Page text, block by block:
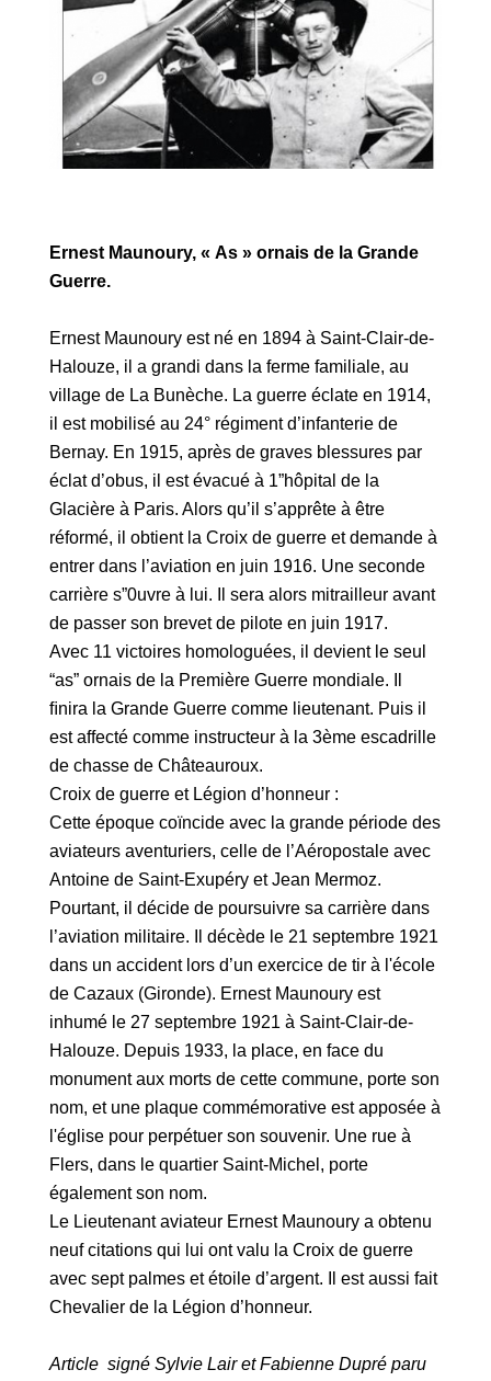
Ernest Maunoury, « As » ornais de la Grande
Guerre.
Ernest Maunoury est né en 1894 à Saint-Clair-de-
Halouze, il a grandi dans la ferme familiale, au
village de La Bunèche. La guerre éclate en 1914,
il est mobilisé au 24° régiment d’infanterie de
Bernay. En 1915, après de graves blessures par
éclat d’obus, il est évacué à 1”hôpital de la
Glacière à Paris. Alors qu’il s’apprête à être
réformé, il obtient la Croix de guerre et demande à
entrer dans l’aviation en juin 1916. Une seconde
carrière s”0uvre à lui. Il sera alors mitrailleur avant
de passer son brevet de pilote en juin 1917.
Avec 11 victoires homologuées, il devient le seul
“as” ornais de la Première Guerre mondiale. Il
ﬁnira la Grande Guerre comme lieutenant. Puis il
est affecté comme instructeur à la 3ème escadrille
de chasse de Châteauroux.
Croix de guerre et Légion d’honneur :
Cette époque coïncide avec la grande période des
aviateurs aventuriers, celle de l’Aéropostale avec
Antoine de Saint-Exupéry et Jean Mermoz.
Pourtant, il décide de poursuivre sa carrière dans
l’aviation militaire. Il décède le 21 septembre 1921
dans un accident lors d’un exercice de tir à l'école
de Cazaux (Gironde). Ernest Maunoury est
inhumé le 27 septembre 1921 à Saint-Clair-de-
Halouze. Depuis 1933, la place, en face du
monument aux morts de cette commune, porte son
nom, et une plaque commémorative est apposée à
l'église pour perpétuer son souvenir. Une rue à
Flers, dans le quartier Saint-Michel, porte
également son nom.
Le Lieutenant aviateur Ernest Maunoury a obtenu
neuf citations qui lui ont valu la Croix de guerre
avec sept palmes et étoile d’argent. Il est aussi fait
Chevalier de la Légion d’honneur.
Article signé Sylvie Lair et Fabienne Dupré paru